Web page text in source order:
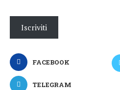
Iscriviti
FACEBOOK
TELEGRAM